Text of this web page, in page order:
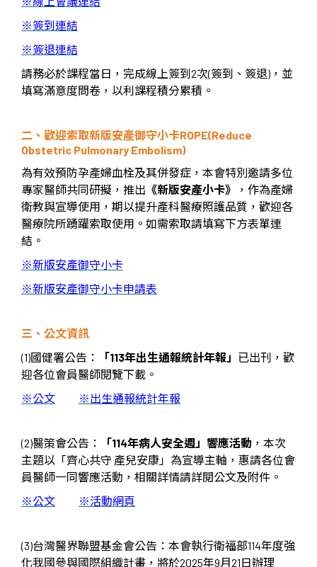
※簽到連結
※簽退連結
請務必於課程當日，完成線上簽到2次(簽到、簽退) ，並
填寫滿意度問卷，以利課程積分累積。
二、歡迎索取新版安產御守小卡ROPE(Reduce
Obstetric Pulmonary Embolism)
為有效預防孕產婦血栓及其併發症，本會特別邀請多位
專家醫師共同研擬，推出 《新版安產小卡》
，作為產婦
衛教與宣導使用，期以提升產科醫療照護品質，歡迎各
醫療院所踴躍索取使用。如需索取請填寫下方表單連
結。
※新版安產御守小卡
※新版安產御守小卡申請表
三、公文資訊
(1)國健署公告 ： 「113年出生通報統計年報」 已出刊，歡
迎各位會員醫師閱覽下載。
※公文 ※出生通報統計年報
(2)醫策會公告 ： 「114年病人安全週」響應活動 ，本次
主題以「齊心共守 產兒安康」為宣導主軸，惠請各位會
員醫師一同響應活動，相關詳情請詳閱公文及附件。
※公文
※活動網頁
(3)台灣醫界聯盟基金會公告 ： 本會執行衛福部114年度強
化我國參與國際組織計畫，將於2025年9月21日辦理